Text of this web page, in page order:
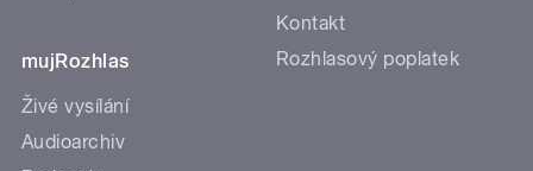
mujRozhlas
Živé vysílání
Audioarchiv
Kontakt
Rozhlasový poplatek